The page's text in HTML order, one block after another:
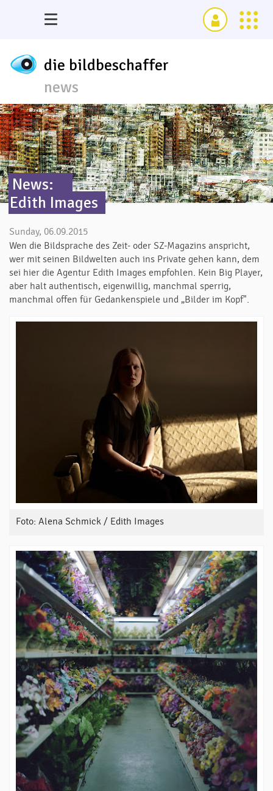
die bildbeschaffer
news
News:
Edith Images
Sunday, 06.09.2015
Wen die Bildsprache des Zeit- oder SZ-Magazins anspricht,
wer mit seinen Bildwelten auch ins Private gehen kann, dem
sei hier die Agentur Edith Images empfohlen. Kein Big Player,
aber halt authentisch, eigenwillig, manchmal sperrig,
manchmal offen für Gedankenspiele und „Bilder im Kopf".
Foto: Alena Schmick / Edith Images